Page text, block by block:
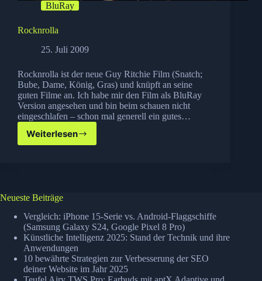
BluRay
Rocknrolla
25. Juli 2009
Rocknrolla ist der neue Guy Ritchie Film (Snatch;
Bube, Dame, König, Gras) und knüpft an seine
guten Filme an. Ich habe mir den Film als BluRay
Version angesehen und bin beim schauen nicht
eingeschlafen – schon mal generell ein gutes…
Weiterlesen
Rocknrolla
Neueste Beiträge
Vergleich: iPhone 15-Serie vs. Android-Flaggschiffe
(Samsung Galaxy S24, Google Pixel 8 Pro)
Künstliche Intelligenz 2025: Stand der Technik und ihre
Anwendungen
10 bewährte Strategien zur Verbesserung der SEO
deiner Website im Jahr 2025